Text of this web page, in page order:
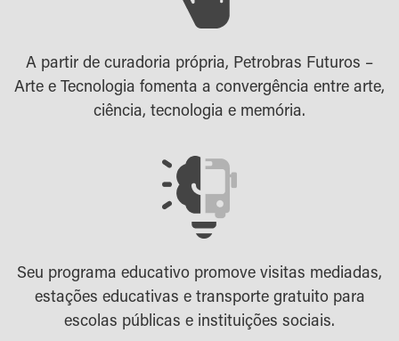
A partir de curadoria própria, Petrobras Futuros –
Arte e Tecnologia fomenta a convergência entre arte,
ciência, tecnologia e memória.
Seu programa educativo promove visitas mediadas,
estações educativas e transporte gratuito para
escolas públicas e instituições sociais.